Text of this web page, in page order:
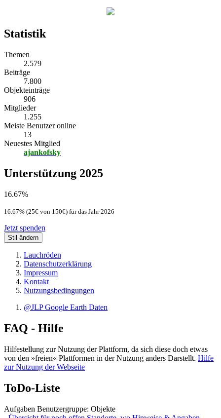
Statistik
Themen
2.579
Beiträge
7.800
Objekteinträge
906
Mitglieder
1.255
Meiste Benutzer online
13
Neuestes Mitglied
ajankofsky
Unterstützung 2025
16.67%
16.67% (25€ von 150€) für das Jahr 2026
Jetzt spenden
Stil ändern
Lauchröden
Datenschutzerklärung
Impressum
Kontakt
Nutzungsbedingungen
@JLP Google Earth Daten
FAQ - Hilfe
Hilfestellung zur Nutzung der Plattform, da sich diese doch etwas
von den »freien« Plattformen in der Nutzung anders Darstellt. Hilfe
zur Nutzung der Webseite
ToDo-Liste
Aufgaben Benutzergruppe: Objekte